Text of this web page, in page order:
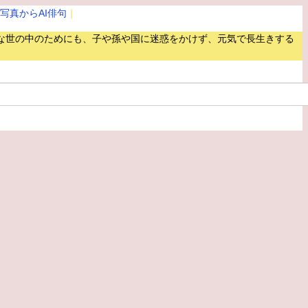
写真からAI俳句 ｜
世の中のためにも、子や孫や国に迷惑をかけず、元気で長生きする